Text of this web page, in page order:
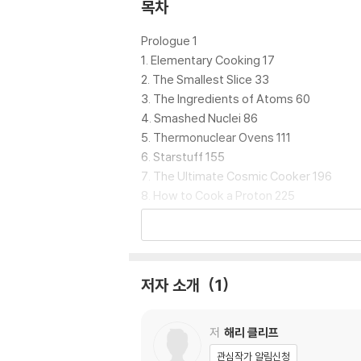
In How to Make an Apple Pie from
ts out in pursuit of answers. He
e scientists gaze into the heart of the
imatter Factory," where the stuff of
atest data from the Large Hadron
Along the way, Cliff illuminates the
ings―of the world, while offering
A transfixing deep dive into the origins
목차
Prologue 1
1. Elementary Cooking 17
2. The Smallest Slice 33
3. The Ingredients of Atoms 60
4. Smashed Nuclei 86
5. Thermonuclear Ovens 111
6. Starstuff 155
7. The Ultimate Cosmic Cooker 196
8. How to Cook a Proton 225
9. What Is a Particle, Really? 272
13. Invent the Universe 446
How to Make an Apple Pie from Scratch
Acknowledgments 511
저자 소개 1
저 해리 클리프
관심작가 알림신청